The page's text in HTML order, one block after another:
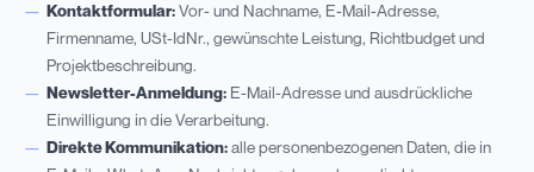
Kontaktformular:Vor- und Nachname, E-Mail-Adresse,
Firmenname, USt-IdNr., gewünschte Leistung, Richtbudget und
Projektbeschreibung.
Newsletter-Anmeldung: E-Mail-Adresse und ausdrückliche
Einwilligung in die Verarbeitung.
Direkte Kommunikation:alle personenbezogenen Daten, die in